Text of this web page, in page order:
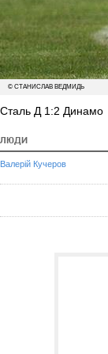
© СТАНИСЛАВ ВЕДМИДЬ
Сталь Д 1:2 Динамо
ЛЮДИ
Валерій Кучеров